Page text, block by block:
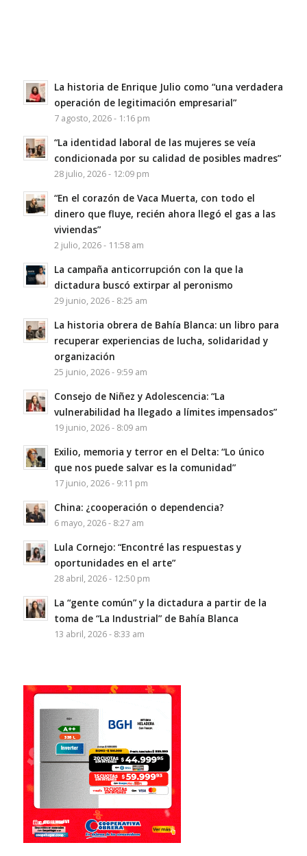
La historia de Enrique Julio como “una verdadera
operación de legitimación empresarial”
7 agosto, 2026 - 1:16 pm
“La identidad laboral de las mujeres se veía
condicionada por su calidad de posibles madres”
28 julio, 2026 - 12:09 pm
“En el corazón de Vaca Muerta, con todo el
dinero que fluye, recién ahora llegó el gas a las
viviendas”
2 julio, 2026 - 11:58 am
La campaña anticorrupción con la que la
dictadura buscó extirpar al peronismo
29 junio, 2026 - 8:25 am
La historia obrera de Bahía Blanca: un libro para
recuperar experiencias de lucha, solidaridad y
organización
25 junio, 2026 - 9:59 am
Consejo de Niñez y Adolescencia: “La
vulnerabilidad ha llegado a límites impensados”
19 junio, 2026 - 8:09 am
Exilio, memoria y terror en el Delta: “Lo único
que nos puede salvar es la comunidad”
17 junio, 2026 - 9:11 pm
China: ¿cooperación o dependencia?
6 mayo, 2026 - 8:27 am
Lula Cornejo: “Encontré las respuestas y
oportunidades en el arte”
28 abril, 2026 - 12:50 pm
La “gente común” y la dictadura a partir de la
toma de “La Industrial” de Bahía Blanca
13 abril, 2026 - 8:33 am